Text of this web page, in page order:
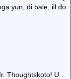
yun, di bale, ill do
Thoughtskoto! U